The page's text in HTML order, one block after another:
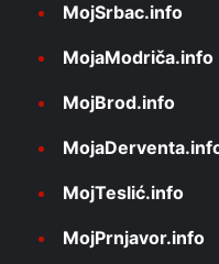
MojSrbac.info
MojaModriča.info
MojBrod.info
MojTeslić.info
MojPrnjavor.info